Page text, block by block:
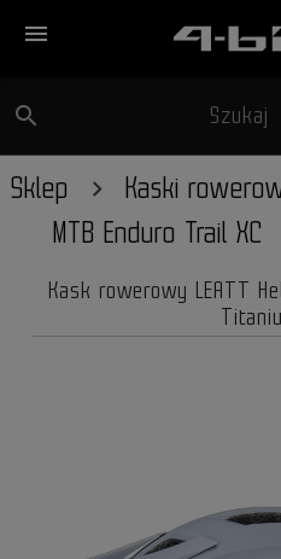
menu
search Szukaj
Sklep Kaski
MTB Enduro Trail XC
Kask rowerowy LEATT